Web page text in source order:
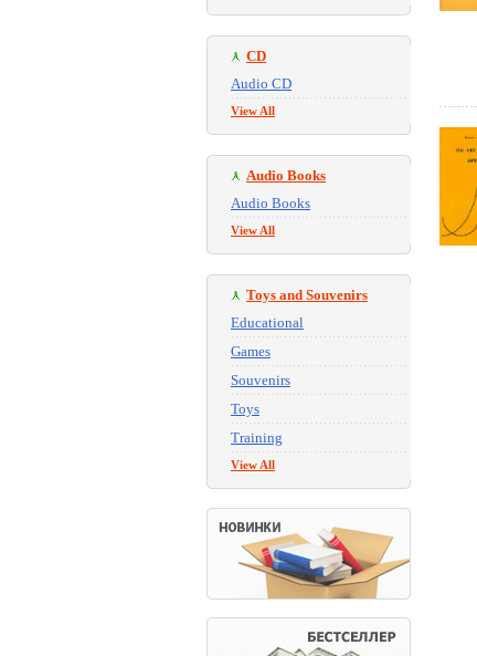
CD
Audio CD
View All
Audio Books
Audio Books
View All
Toys and Souvenirs
Educational
Games
Souvenirs
Toys
Training
View All